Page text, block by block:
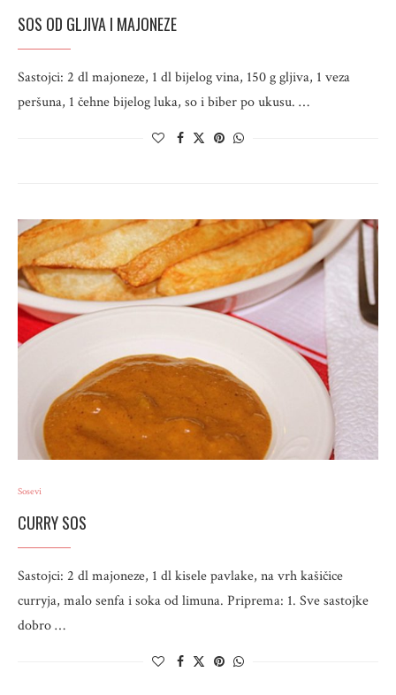
SOS OD GLJIVA I MAJONEZE
Sastojci: 2 dl majoneze, 1 dl bijelog vina, 150 g gljiva, 1 veza
peršuna, 1 čehne bijelog luka, so i biber po ukusu. …
Sosevi
CURRY SOS
Sastojci: 2 dl majoneze, 1 dl kisele pavlake, na vrh kašičice
curryja, malo senfa i soka od limuna. Priprema: 1. Sve sastojke
dobro …